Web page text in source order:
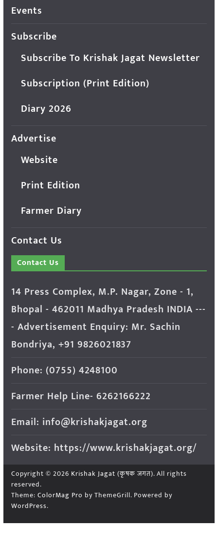
Events
Subscribe
Subscribe To Krishak Jagat Newsletter
Subscription (Print Edition)
Diary 2026
Advertise
Website
Print Edition
Farmer Diary
Contact Us
Contact Us
14 Press Complex, M.P. Nagar, Zone - 1,
Bhopal - 462011 Madhya Pradesh INDIA ---
- Advertisement Enquiry: Mr. Sachin
Bondriya, +91 9826021837
Phone: (0755) 4248100
Farmer Help Line- 6262166222
Email: info@krishakjagat.org
Website: https://www.krishakjagat.org/
Copyright © 2026 Krishak Jagat (कृषक जगत). All rights
reserved.
Theme: ColorMag Pro by ThemeGrill. Powered by
WordPress.